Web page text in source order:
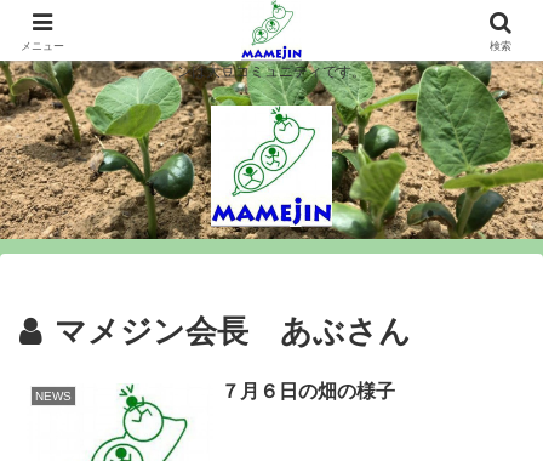
マメジンは大豆を作ります、シロウト農業を楽しみます、大豆コミュニティ＝
マメジン。大豆栽培や味噌豆腐づくりで農業と食料問題を考え行動するマメジ
ンは大豆コミュニティです。
マメジン会長 あぶさん
NEWS ７月６日の畑の様子
メニュー 検索